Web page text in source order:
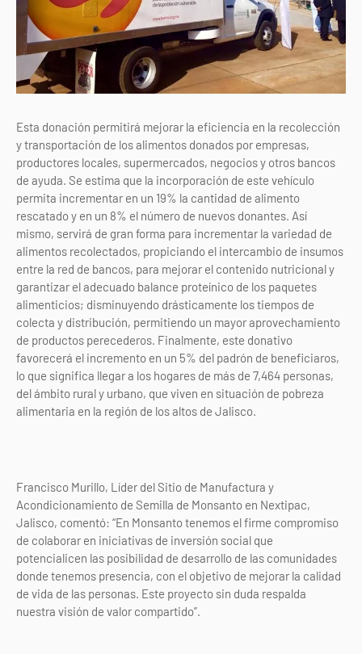
Esta donación permitirá mejorar la eficiencia en la recolección
y transportación de los alimentos donados por empresas,
productores locales, supermercados, negocios y otros bancos
de ayuda. Se estima que la incorporación de este vehículo
permita incrementar en un 19% la cantidad de alimento
rescatado y en un 8% el número de nuevos donantes. Así
mismo, servirá de gran forma para incrementar la variedad de
alimentos recolectados, propiciando el intercambio de insumos
entre la red de bancos, para mejorar el contenido nutricional y
garantizar el adecuado balance proteínico de los paquetes
alimenticios; disminuyendo drásticamente los tiempos de
colecta y distribución, permitiendo un mayor aprovechamiento
de productos perecederos. Finalmente, este donativo
favorecerá el incremento en un 5% del padrón de beneficiaros,
lo que significa llegar a los hogares de más de 7,464 personas,
del ámbito rural y urbano, que viven en situación de pobreza
alimentaria en la región de los altos de Jalisco.
Francisco Murillo, Líder del Sitio de Manufactura y
Acondicionamiento de Semilla de Monsanto en Nextipac,
Jalisco, comentó: “En Monsanto tenemos el firme compromiso
de colaborar en iniciativas de inversión social que
potencialicen las posibilidad de desarrollo de las comunidades
donde tenemos presencia, con el objetivo de mejorar la calidad
de vida de las personas. Este proyecto sin duda respalda
nuestra visión de valor compartido”.